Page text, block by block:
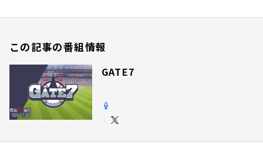
この記事の番組情報
GATE7